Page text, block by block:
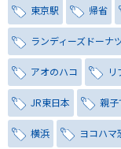
東京駅 帰省
ランディーズドーナ
アオのハコ
JR東日本 親子
横浜 ヨコハマ